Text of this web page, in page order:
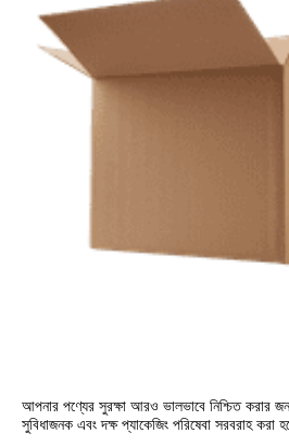
আপনার পণ্যের সুরক্ষা আরও ভালভাবে নিশ্চিত করার
সুবিধাজনক এবং দক্ষ প্যাকেজিং পরিষেবা সরবরাহ করা